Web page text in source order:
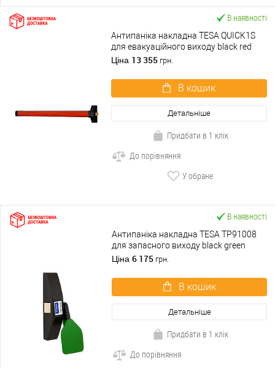
В наявності
Антипаніка накладна TESA QUICK1S
для евакуаційного виходу black red
чорно-червоний
Ціна 13 355 грн.
В кошик
Детальніше
Придбати в 1 клік
До порівняння
У обране
В наявності
Антипаніка накладна TESA TP91008
для запасного виходу black green
чорно-зелений
Ціна 6 175 грн.
В кошик
Детальніше
Придбати в 1 клік
До порівняння